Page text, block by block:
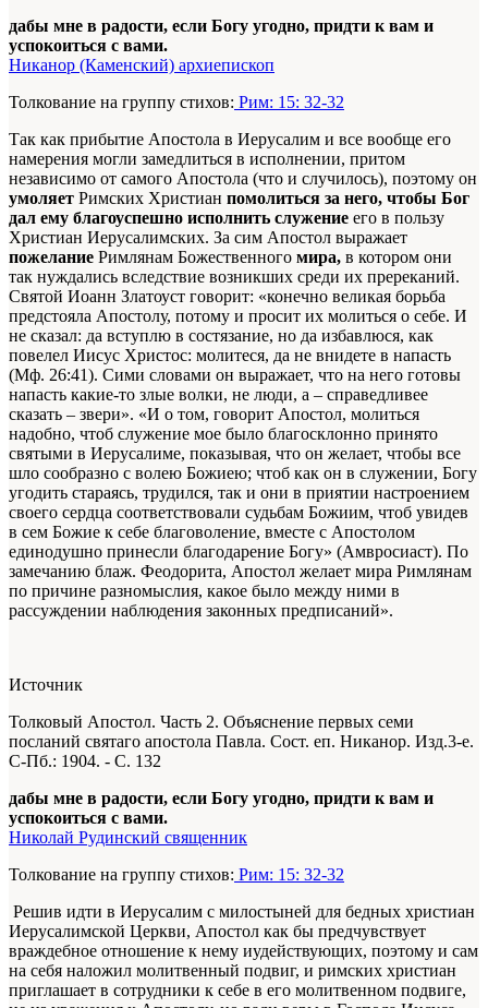
дабы мне в радости, если Богу угодно, придти к вам и
успокоиться с вами.
Никанор (Каменский) архиепископ
Толкование на группу стихов: Рим: 15: 32-32
Так как прибытие Апостола в Иерусалим и все вообще его
намерения могли замедлиться в исполнении, притом
независимо от самого Апостола (что и случилось), поэтому он
умоляет Римских Христиан помолиться за него, чтобы Бог
дал ему благоуспешно исполнить служение его в пользу
Христиан Иерусалимских. За сим Апостол выражает
пожелание Римлянам Божественного мира, в котором они
так нуждались вследствие возникших среди их пререканий.
Святой Иоанн Златоуст говорит: «конечно великая борьба
предстояла Апостолу, потому и просит их молиться о себе. И
не сказал: да вступлю в состязание, но да избавлюся, как
повелел Иисус Христос: молитеся, да не внидете в напасть
(Мф. 26:41). Сими словами он выражает, что на него готовы
напасть какие-то злые волки, не люди, а – справедливее
сказать – звери». «И о том, говорит Апостол, молиться
надобно, чтоб служение мое было благосклонно принято
святыми в Иерусалиме, показывая, что он желает, чтобы все
шло сообразно с волею Божиею; чтоб как он в служении, Богу
угодить стараясь, трудился, так и они в приятии настроением
своего сердца соответствовали судьбам Божиим, чтоб увидев
в сем Божие к себе благоволение, вместе с Апостолом
единодушно принесли благодарение Богу» (Амвросиаст). По
замечанию блаж. Феодорита, Апостол желает мира Римлянам
по причине разномыслия, какое было между ними в
рассуждении наблюдения законных предписаний».
Источник
Толковый Апостол. Часть 2. Объяснение первых семи
посланий святаго апостола Павла. Сост. еп. Никанор. Изд.3-е.
С-Пб.: 1904. - С. 132
дабы мне в радости, если Богу угодно, придти к вам и
успокоиться с вами.
Николай Рудинский священник
Толкование на группу стихов: Рим: 15: 32-32
Решив идти в Иерусалим с милостыней для бедных христиан
Иерусалимской Церкви, Апостол как бы предчувствует
враждебное отношение к нему иудействующих, поэтому и сам
на себя наложил молитвенный подвиг, и римских христиан
приглашает в сотрудники к себе в его молитвенном подвиге,